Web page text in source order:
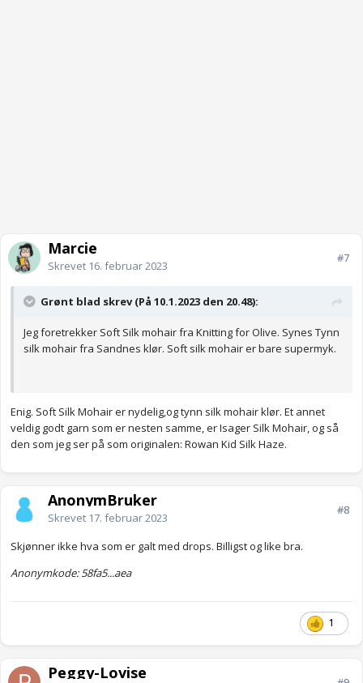
Marcie
Skrevet 16. februar 2023
#7
Grønt blad skrev (På 10.1.2023 den 20.48):
Jeg foretrekker Soft Silk mohair fra Knitting for Olive. Synes Tynn
silk mohair fra Sandnes klør. Soft silk mohair er bare supermyk.
Enig. Soft Silk Mohair er nydelig,og tynn silk mohair klør. Et annet
veldig godt garn som er nesten samme, er Isager Silk Mohair, og så
den som jeg ser på som originalen: Rowan Kid Silk Haze.
AnonymBruker
Skrevet 17. februar 2023
#8
Skjønner ikke hva som er galt med drops. Billigst og like bra.
Anonymkode: 58fa5...aea
1
Peggy-Lovise